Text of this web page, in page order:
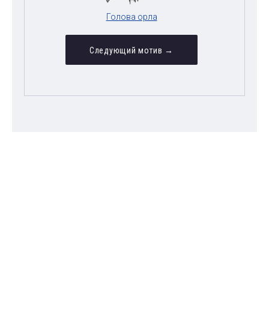
Голова орла
Следующий мотив →